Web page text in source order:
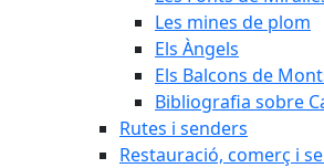
Les mines de plom
Els Àngels
Els Balcons de
Bibliografia sobre
Rutes i senders
Restauració, comerç i